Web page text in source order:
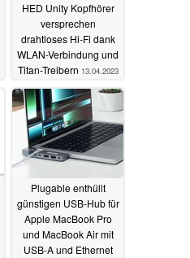
HED Unity Kopfhörer
versprechen
drahtloses Hi-Fi dank
WLAN-Verbindung und
Titan-Treibern 13.04.2023
Plugable enthüllt
günstigen USB-Hub für
Apple MacBook Pro
und MacBook Air mit
USB-A und Ethernet